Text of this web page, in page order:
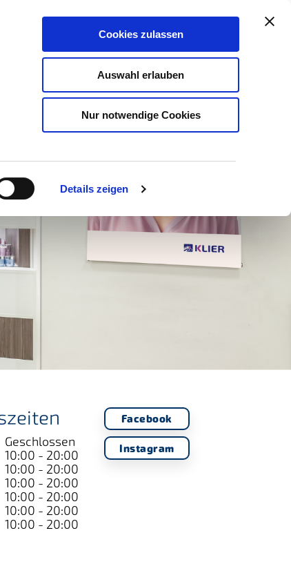
Details zeigen
Cookies zulassen
Auswahl erlauben
Nur notwendige Cookies
& Beratung Kontakt
Geschlossen
10:00 - 20:00
10:00 - 20:00
10:00 - 20:00
10:00 - 20:00
10:00 - 20:00
10:00 - 20:00
Facebook
Instagram